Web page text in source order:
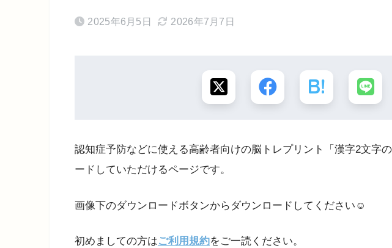
2025年6月5日 2026年7月7日
認知症予防などに使える高齢者向けの脳トレプリント「漢字2文字
ードしていただけるページです。
画像下のダウンロードボタンからダウンロードしてください☺
初めましての方はご利用規約をご一読ください。